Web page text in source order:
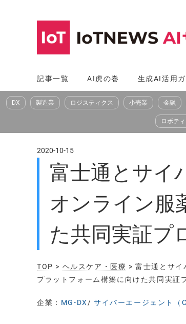
へ
ス
記事一覧 AI虎の巻 生成AI活用ガ
DX 製造業 ロジスティクス 小売業 金融
ロボテ
2020-10-15
富士通とサイ
オンライン服
た共同実証プ
TOP > ヘルスケア・医療 > 富士通とサ
プラットフォーム構築に向けた共同実証
企業： MG-DX /サイバーエージェント（